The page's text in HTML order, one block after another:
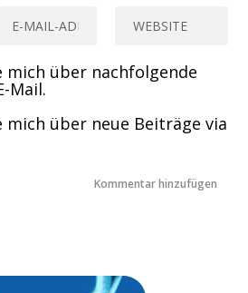
mich über nachfolgende
Mail.
mich über neue Beiträge via